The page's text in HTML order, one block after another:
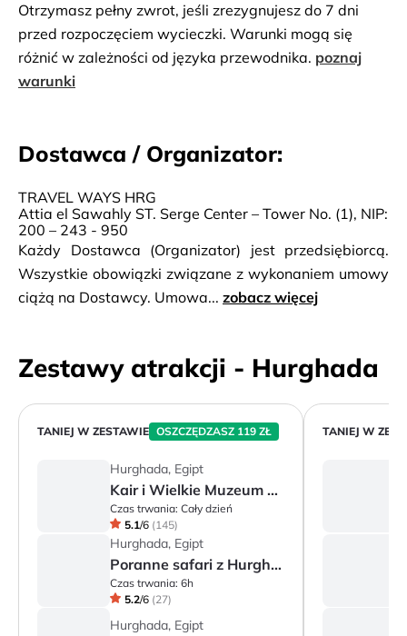
Otrzymasz pełny zwrot, jeśli zrezygnujesz do 7 dni
przed rozpoczęciem wycieczki. Warunki mogą się
różnić w zależności od języka przewodnika. poznaj
warunki
Dostawca / Organizator:
TRAVEL WAYS HRG
Attia el Sawahly ST. Serge Center – Tower No. (1), NIP:
200 – 243 - 950
Każdy Dostawca (Organizator) jest przedsiębiorcą.
Wszystkie obowiązki związane z wykonaniem umowy
ciążą na Dostawcy. Umowa... zobacz więcej
Zestawy atrakcji - Hurghada
TANIEJ W ZESTAWIE OSZCZĘDZASZ 119 ZŁ
Hurghada, Egipt
Kair i Wielkie Muzeum Egipskie
Czas trwania: Cały dzień
5.1/6 (145)
Hurghada, Egipt
Poranne safari z Hurghady
Czas trwania: 6h
5.2/6 (27)
Hurghada, Egipt
TANIEJ W